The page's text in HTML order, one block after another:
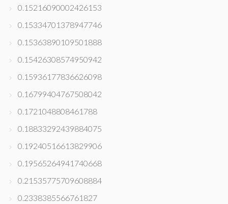
0.15216090002426153
0.15334701378947746
0.15363890109501888
0.15426308574950942
0.15936177836626098
0.16799404767508042
0.1721048808461788
0.18833292439884075
0.19240516613829906
0.19565264941740668
0.21535775709608884
0.2338385566761827